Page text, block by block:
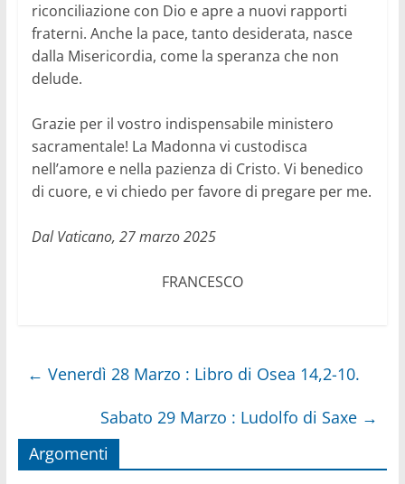
riconciliazione con Dio e apre a nuovi rapporti
fraterni. Anche la pace, tanto desiderata, nasce
dalla Misericordia, come la speranza che non
delude.
Grazie per il vostro indispensabile ministero
sacramentale! La Madonna vi custodisca
nell’amore e nella pazienza di Cristo. Vi benedico
di cuore, e vi chiedo per favore di pregare per me.
Dal Vaticano, 27 marzo 2025
FRANCESCO
← Venerdì 28 Marzo : Libro di Osea 14,2-10.
Sabato 29 Marzo : Ludolfo di Saxe →
Argomenti